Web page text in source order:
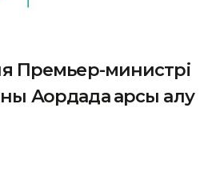
Премьер-министрі
Ақордада қарсы алу